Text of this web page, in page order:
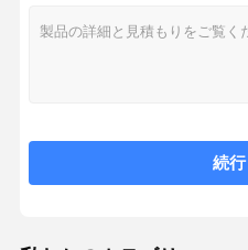
建築用ワイヤーとケーブル
続行